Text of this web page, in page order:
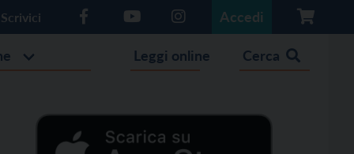
Scrivici Accedi
Leggi online Cerca